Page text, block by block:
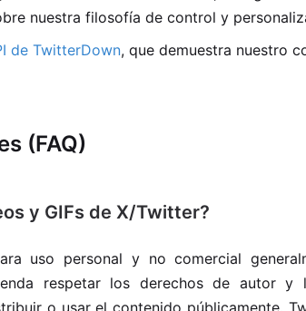
nuestra filosofía de control y
de TwitterDown, que demuestra nuestro
(FAQ)
y GIFs de X/Twitter?
uso personal y no comercial
respetar los derechos de autor y
o usar el contenido públicamente.